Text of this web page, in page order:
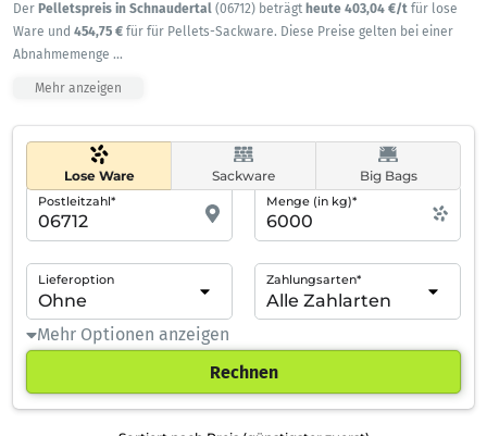
Der Pelletspreis in Schnaudertal (06712) beträgt heute 403,04 €/t für lose
Ware und 454,75 € für für Pellets-Sackware. Diese Preise gelten bei einer
Abnahmemenge ...
Mehr anzeigen
Lose Ware Sackware Big Bags
Postleitzahl* Menge (in kg)*
Lieferoption Zahlungsarten*
Mehr Optionen anzeigen
Rechnen